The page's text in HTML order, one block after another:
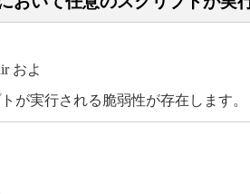
およ
が実行される脆弱性が存在します。